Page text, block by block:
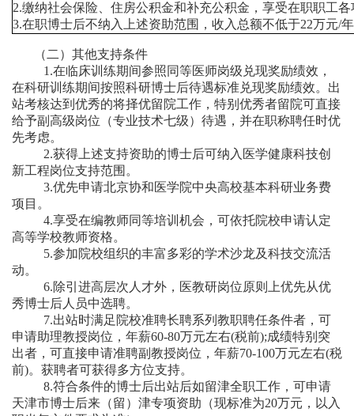
2.缴纳社会保险、住房公积金和补充公积金，享受在职职工
3.在职博士后不纳入上述资助范围，收入总额不低于22万元/
（二）其他支持条件
1.在临床训练期间参照同等医师岗级兑现奖励绩效，
在科研训练期间按照科研博士后待遇标准兑现奖励绩效。出
站考核达到优秀的将择优留院工作，特别优秀者留院可直接
给予副高级岗位（专业技术七级）待遇，并在职称聘任时优
先考虑。
2.获得上述支持资助的博士后可纳入医学健康科技创
新工程岗位支持范围。
3.优先申请北京协和医学院中央高校基本科研业务费
项目。
4.享受在编教师同等培训机会，可依托院校申请认定
高等学校教师资格。
5.参加院校组织的丰富多彩的学术沙龙及科技交流活
动。
6.除引进高层次人才外，医教研岗位原则上优先从优
秀博士后人员中选聘。
7.出站时满足院校准聘长聘系列教职聘任条件者，可
申请助理教授岗位，年薪60-80万元左右(税前);成绩特别突
出者，可直接申请准聘副教授岗位，年薪70-100万元左右(税
前)。获聘者可获得多方位支持。
8.符合条件的博士后出站后如留津全职工作，可申请
天津市博士后来（留）津专项资助（现标准为20万元，以入